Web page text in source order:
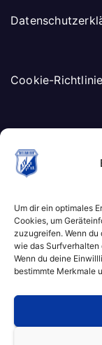
Um dir ein optimales
Cookies, um
zuzugreifen. Wenn
wie das Surfverhalten
Wenn du deine
bestimmte Merkmale
Cookie-